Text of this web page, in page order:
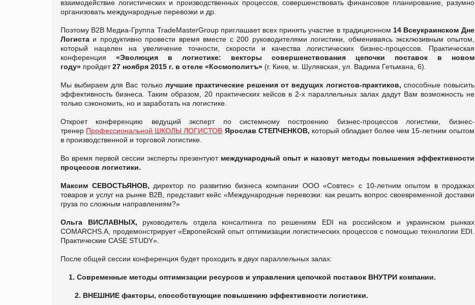
взаимодействие логистических и производственных процессов, совершенствовать финансовое планирование, разумно
организовать международные перевозки и др.
Поэтому В2В Медиа-Группа TradeMasterGroup приглашает всех принять участие в традиционном 14 Всеукраинском Дне
Логиста и продуктивно провести время вместе с 200 руководителями логистики, обмениваясь эксклюзивным опытом,
который нацелен на увеличение точности, скорости и качества логистических бизнес-процессов. Практическая
конференция «Эволюция в логистике: векторы совершенствования цепочки поставок в новом
году» пройдет27 ноября 2015 г. в отеле «Космополитъ» (г. Киев, м. Шулявская, ул. Вадима Гетьмана, 6).
Мы выбираем для Вас только лучшие практические решения от ведущих логистов-практиков, способные повысить
эффективность бизнеса. Таким образом, 20 практических кейсов в 2-х параллельных залах дадут Вам возможность не
только сэкономить, но и заработать на логистике.
Откроет конференцию ведущий эксперт по системному построению бизнес-процессов логистики, бизнес-
тренер Профессиональной ШКОЛЫ ЛОГИСТОВ Ярослав СТЕПЧЕНКОВ, который обладает более чем 15-летним опытом
в производственной и торговой логистике.
Во время первой сессии эксперты презентуютмеждународный опыт и назовут методы повышения эффективности
процессов логистики.
Максим СЕВОСТЬЯНОВ, директор по развитию бизнеса компании ООО «Совтес» с 10-летним опытом в продажах
товаров и услуг на рынке B2B, представит кейс «Международные перевозки: как решить вопрос своевременной доставки
груза по сложным направлениям?»
Ольга ВИСЛАВНЫХ, руководитель отдела консалтинга по решениям EDI на российском и украинском рынках
COMARCHS.A, продемонстрирует «Европейский опыт оптимизации логистических процессов с помощью технологии EDI.
Практические CASE STUDY».
После общей сессии конференция будет проходить в двух параллельных залах:
1. Современные методы оптимизации ресурсов и управления цепочкой поставок ВНУТРИ компании.
2. ВНЕШНИЕ факторы, способствующие повышению эффективности логистики.